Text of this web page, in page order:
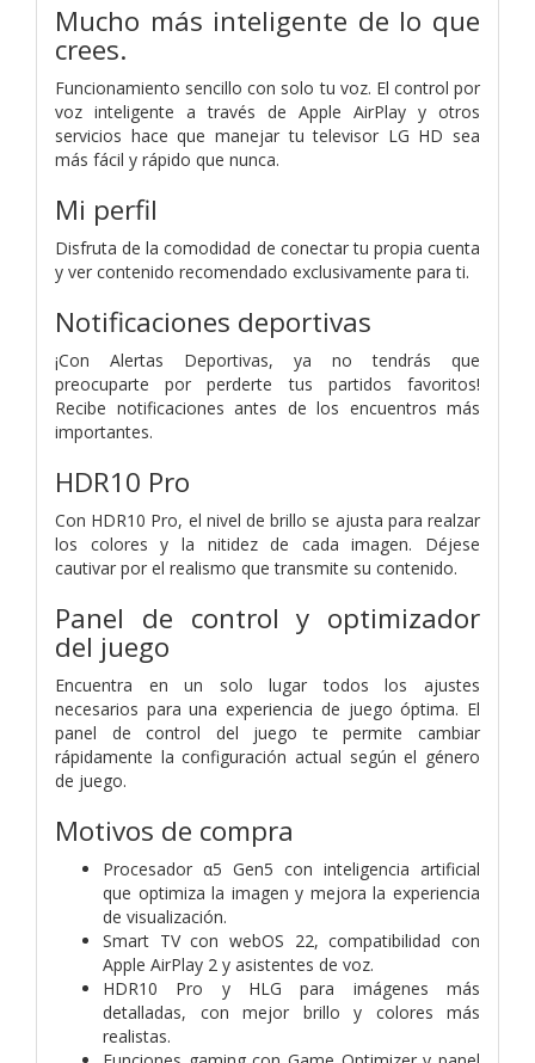
Mucho más inteligente de lo que
crees.
Funcionamiento sencillo con solo tu voz. El control por
voz inteligente a través de Apple AirPlay y otros
servicios hace que manejar tu televisor LG HD sea
más fácil y rápido que nunca.
Mi perfil
Disfruta de la comodidad de conectar tu propia cuenta
y ver contenido recomendado exclusivamente para ti.
Notificaciones deportivas
¡Con Alertas Deportivas, ya no tendrás que
preocuparte por perderte tus partidos favoritos!
Recibe notificaciones antes de los encuentros más
importantes.
HDR10 Pro
Con HDR10 Pro, el nivel de brillo se ajusta para realzar
los colores y la nitidez de cada imagen. Déjese
cautivar por el realismo que transmite su contenido.
Panel de control y optimizador
del juego
Encuentra en un solo lugar todos los ajustes
necesarios para una experiencia de juego óptima. El
panel de control del juego te permite cambiar
rápidamente la configuración actual según el género
de juego.
Motivos de compra
Procesador α5 Gen5 con inteligencia artificial
que optimiza la imagen y mejora la experiencia
de visualización.
Smart TV con webOS 22, compatibilidad con
Apple AirPlay 2 y asistentes de voz.
HDR10 Pro y HLG para imágenes más
detalladas, con mejor brillo y colores más
realistas.